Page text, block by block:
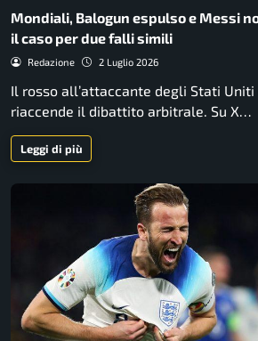
Mondiali, Balogun espulso e Messi
il caso per due falli simili
Redazione 2 Luglio 2026
Il rosso all’attaccante degli Stati
riaccende il dibattito arbitrale. Su X…
Leggi di più